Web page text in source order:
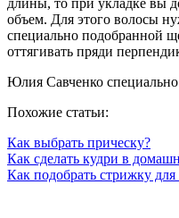
объем. Для этого волосы
специально подобранной
оттягивать пряди
Юлия Савченко специально
Похожие статьи:
Как выбрать прическу?
Как сделать кудри в
Как подобрать стрижку